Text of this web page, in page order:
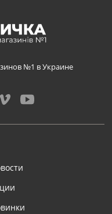
№1 в Украине